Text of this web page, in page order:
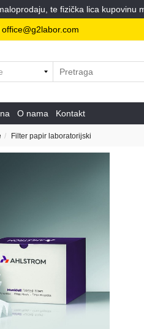
te fizička lica kupovinu
office@g2labor.com
O nama Kontakt
Filter papir laboratorijski